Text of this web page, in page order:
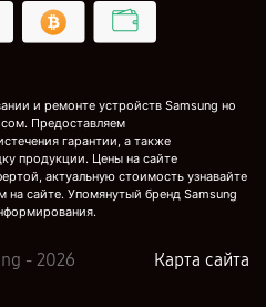
и ремонте устройств Samsung но
Предоставляем
гарантии, а также
продукции. Цены на сайте
актуальную стоимость узнавайте
на сайте. Упомянутый бренд Samsung
- 2026 Карта сайта